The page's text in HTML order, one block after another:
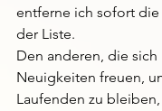
entferne ich sofort die
der Liste.
Den anderen, die
Neuigkeiten freuen,
Laufenden zu